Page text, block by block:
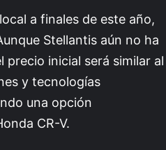
a finales de este año,
Stellantis aún no ha
inicial será similar al
y tecnologías
una opción
CR-V.